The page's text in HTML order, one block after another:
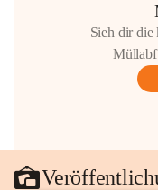
Sieh dir die